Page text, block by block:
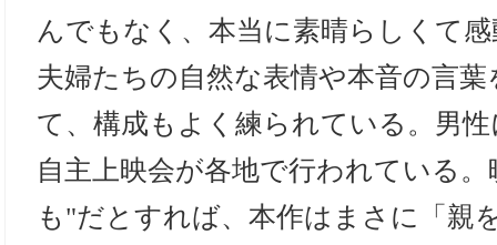
んでもなく、本当に素晴らしくて
夫婦たちの自然な表情や本音の言
て、構成もよく練られている。男
自主上映会が各地で行われている
も"だとすれば、本作はまさに「親